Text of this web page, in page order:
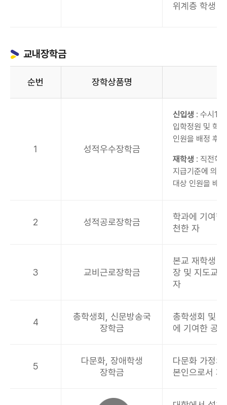
위계층 학생
교내장학금
순번 장학상품명
1 성적우수장학금
신입생 : 수시1,2
입학정원 및 학
인원을 배정 후
재학생 : 직전학
지급기준에 의
대상 인원을 배
2 성적공로장학금
학과에 기여
천한 자
3 교비근로장학금
본교 재학생
장 및 지도교
자
4
총학생회, 신문방송국
장학금
총학생회 및
에 기여한 공
5
다문화, 장애학생
장학금
다문화 가정
본인으로서 재